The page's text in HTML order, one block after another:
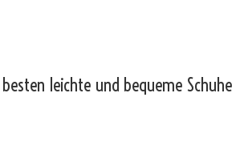
leichte und bequeme Schuhe